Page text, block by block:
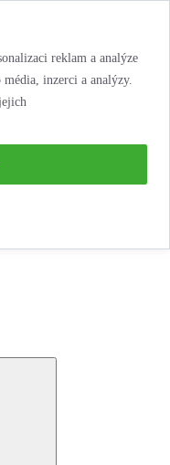
reklam a analýze
inzerci a analýzy.